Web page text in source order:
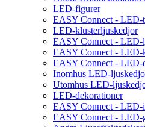
LED-figurer
EASY Connect - LED-
LED-klusterljuskedjor
EASY Connect - LED-
EASY Connect - LED-
EASY Connect - LED-
Inomhus LED-
Utomhus LED-
LED-dekorationer
EASY Connect - LED-
EASY Connect - LED-